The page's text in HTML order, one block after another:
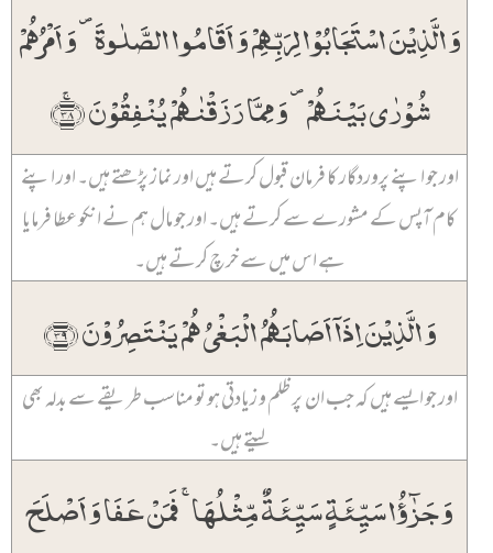
وَ الَّذِیۡنَ اسۡتَجَابُوۡا لِرَبِّہِمۡ وَ اَقَامُوا الصَّلٰوۃَ ۪ وَ اَمۡرُہُمۡ
شُوۡرٰی بَیۡنَہُمۡ ۪ وَ مِمَّا رَزَقۡنٰہُمۡ یُنۡفِقُوۡنَ ﴿ۚ۳۸﴾
اور جو اپنے پروردگار کا فرمان قبول کرتے ہیں اور نماز پڑھتے ہیں۔ اور اپنے
کام آپس کے مشورے سے کرتے ہیں۔ اور جو مال ہم نے انکو عطا فرمایا
ہے اس میں سے خرچ کرتے ہیں۔
وَ الَّذِیۡنَ اِذَاۤ اَصَابَہُمُ الۡبَغۡیُ ہُمۡ یَنۡتَصِرُوۡنَ ﴿۳۹﴾
اور جو ایسے ہیں کہ جب ان پر ظلم و زیادتی ہو تو مناسب طریقے سے بدلہ بھی
لیتے ہیں۔
وَ جَزٰٓؤُا سَیِّئَۃٍ سَیِّئَۃٌ مِّثۡلُہَا ۚ فَمَنۡ عَفَا وَ اَصۡلَحَ